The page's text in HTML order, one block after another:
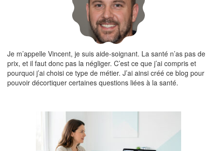
Je m’appelle Vincent, je suis aide-soignant. La santé n’as pas de
prix, et il faut donc pas la négliger. C’est ce que j’ai compris et
pourquoi j’ai choisi ce type de métier. J’ai ainsi créé ce blog pour
pouvoir décortiquer certaines questions liées à la santé.